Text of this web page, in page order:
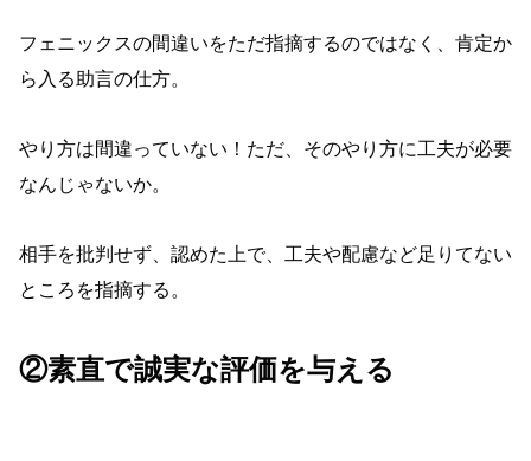
フェニックスの間違いをただ指摘するのではなく、肯定か
ら入る助言の仕方。
やり方は間違っていない！ただ、そのやり方に工夫が必要
なんじゃないか。
相手を批判せず、認めた上で、工夫や配慮など足りてない
ところを指摘する。
②素直で誠実な評価を与える